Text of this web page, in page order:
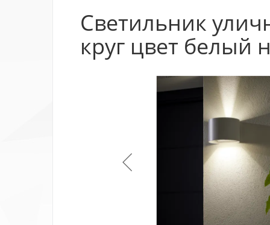
Светильник
круг цвет белый